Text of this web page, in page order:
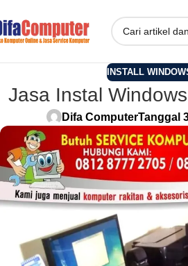
INSTALL
Jasa Instal
Difa ComputerTanggal